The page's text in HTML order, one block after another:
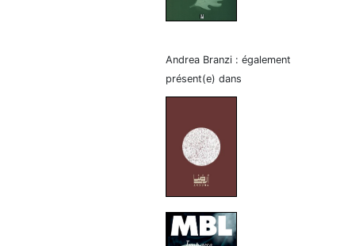
Andrea Branzi : également
présent(e) dans